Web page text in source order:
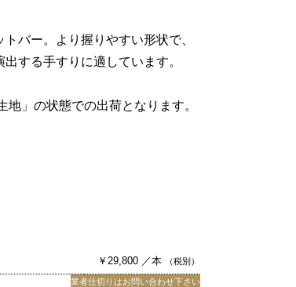
バー。より握りやすい形状で、
する手すりに適しています。
」の状態での出荷となります。
￥29,800 ／本 （税別）
業者仕切りはお問い合わせ下さい